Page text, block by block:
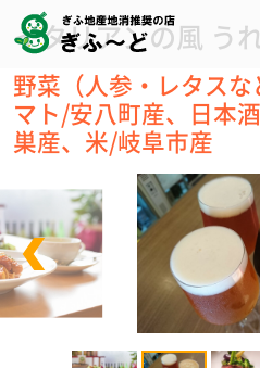
イタリアンの風 う
野菜（人参・レタス
マト/安八町産、日本
巣産、米/岐阜市産